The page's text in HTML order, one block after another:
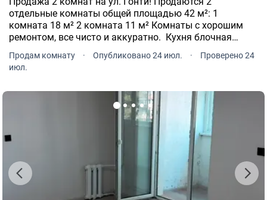
отдельные комнаты общей площадью 42 м²: 1
комната 18 м² 2 комната 11 м² Комнаты с хорошим
ремонтом, все чисто и аккуратно. ️ Кухня блочная
на воду и свет.
Продам комнату · Опубликовано 24 июл. ·
Проверено 24
июл.